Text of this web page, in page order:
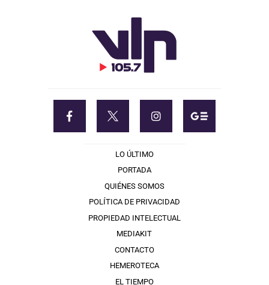
LO ÚLTIMO
PORTADA
QUIÉNES SOMOS
POLÍTICA DE PRIVACIDAD
PROPIEDAD INTELECTUAL
MEDIAKIT
CONTACTO
HEMEROTECA
EL TIEMPO